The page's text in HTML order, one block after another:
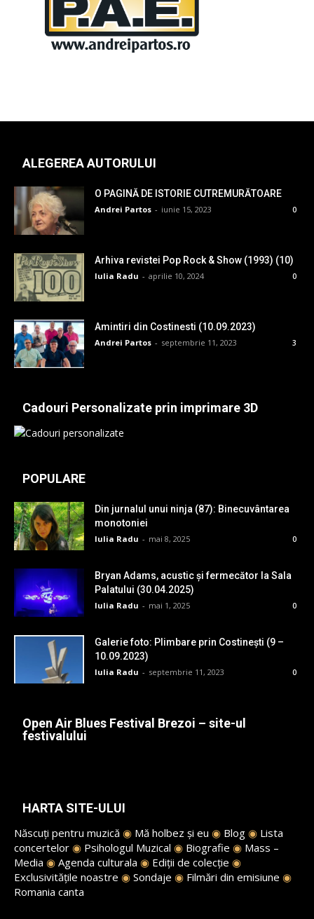
ALEGEREA AUTORULUI
O PAGINĂ DE ISTORIE CUTREMURĂTOARE
Andrei Partos - iunie 15, 2023 0
Arhiva revistei Pop Rock & Show (1993) (10)
Iulia Radu - aprilie 10, 2024 0
Amintiri din Costinesti (10.09.2023)
Andrei Partos - septembrie 11, 2023 3
Cadouri Personalizate prin imprimare 3D
POPULARE
Din jurnalul unui ninja (87): Binecuvântarea
monotoniei
Iulia Radu - mai 8, 2025 0
Bryan Adams, acustic și fermecător la Sala
Palatului (30.04.2025)
Iulia Radu - mai 1, 2025 0
Galerie foto: Plimbare prin Costinești (9 –
10.09.2023)
Iulia Radu - septembrie 11, 2023 0
Open Air Blues Festival Brezoi – site-ul
festivalului
HARTA SITE-ULUI
Născuți pentru muzică ◉ Mă holbez și eu ◉ Blog ◉ Lista
concertelor ◉ Psihologul Muzical ◉ Biografie ◉ Mass –
Media ◉ Agenda culturala ◉ Ediții de colecție ◉
Exclusivitățile noastre ◉ Sondaje ◉ Filmări din emisiune ◉
Romania canta